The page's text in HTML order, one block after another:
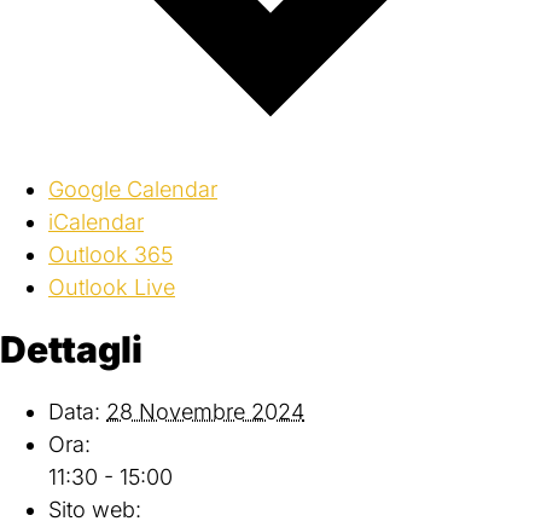
Google Calendar
iCalendar
Outlook 365
Outlook Live
Dettagli
Data: 28 Novembre 2024
Ora:
11:30 - 15:00
Sito web: